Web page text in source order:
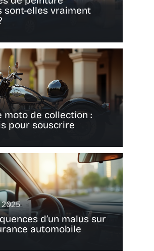
sont-elles vraiment
moto de collection :
pour souscrire
2025
d’un malus sur
automobile